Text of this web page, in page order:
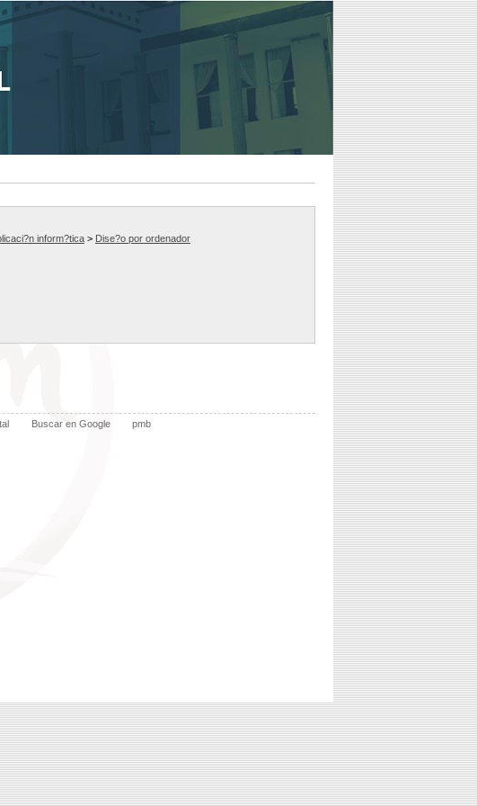
inform?tica > Dise?o por ordenador
Buscar en Google pmb